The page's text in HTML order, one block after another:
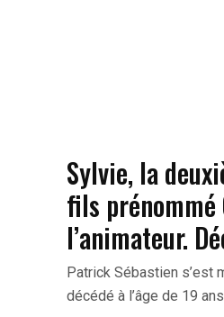
Sylvie, la
fils prénommé
l’animateur.
Patrick Sébastien s’est
décédé à l’âge de 19